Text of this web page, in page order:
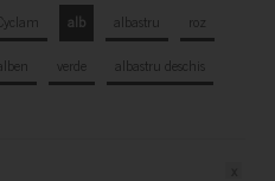
alb albastru
roz
verde
albastru deschis